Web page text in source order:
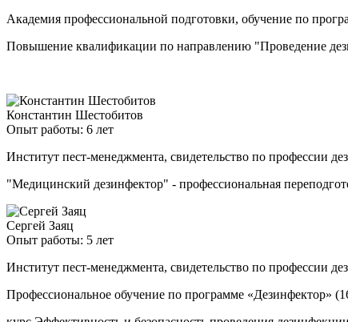
Академия профессиональной подготовки, обучение по
Повышение квалификации по направлению "Проведение
Константин Шестобитов
Опыт работы: 6 лет
Институт пест-менеджмента, свидетельство по профессии
"Медицинский дезинфектор" - профессиональная
Сергей Заяц
Опыт работы: 5 лет
Институт пест-менеджмента, свидетельство по профессии
Профессиональное обучение по программе «Дезинфектор»